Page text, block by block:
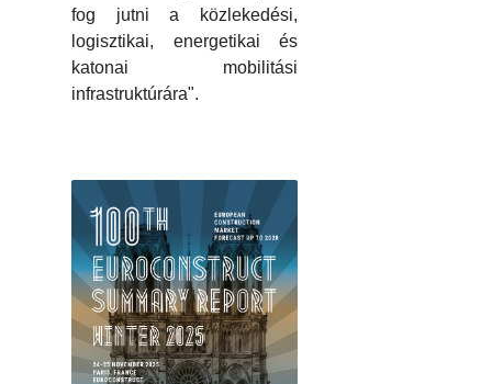
fog jutni a közlekedési,
logisztikai, energetikai és
katonai mobilitási
infrastruktúrára".